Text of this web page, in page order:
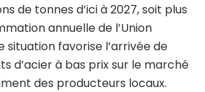
de tonnes d’ici à 2027, soit plus
annuelle de l’Union
situation favorise l’arrivée de
d’acier à bas prix sur le marché
des producteurs locaux.